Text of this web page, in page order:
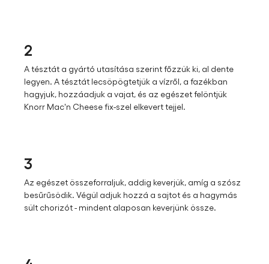
2
A tésztát a gyártó utasítása szerint főzzük ki, al dente
legyen. A tésztát lecsöpögtetjük a vízről, a fazékban
hagyjuk, hozzáadjuk a vajat, és az egészet felöntjük
Knorr Mac'n Cheese fix-szel elkevert tejjel.
3
Az egészet összeforraljuk, addig keverjük, amíg a szósz
besűrűsödik. Végül adjuk hozzá a sajtot és a hagymás
sült chorizót - mindent alaposan keverjünk össze.